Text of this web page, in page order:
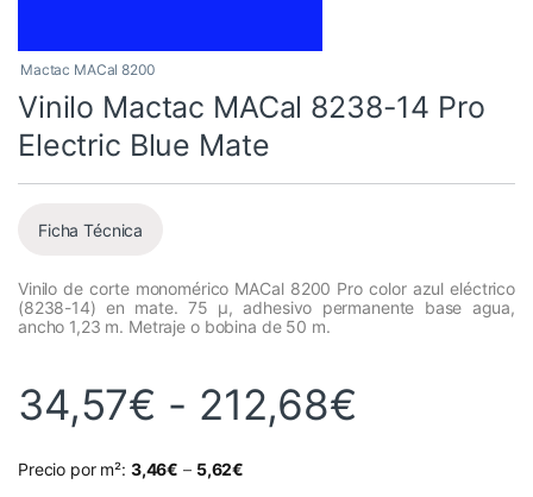
Mactac MACal 8200
Vinilo Mactac MACal 8238-14 Pro
Electric Blue Mate
Ficha Técnica
Vinilo de corte monomérico MACal 8200 Pro color azul eléctrico
(8238-14) en mate. 75 µ, adhesivo permanente base agua,
ancho 1,23 m. Metraje o bobina de 50 m.
34,57€ - 212,68€
Precio por m²: 3,46€ – 5,62€